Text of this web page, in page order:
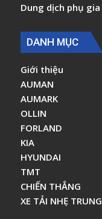
Dung dịch phụ
DANH MỤC
Giới thiệu
AUMAN
AUMARK
OLLIN
FORLAND
KIA
HYUNDAI
TMT
CHIẾN THẮNG
XE TẢI NHẸ